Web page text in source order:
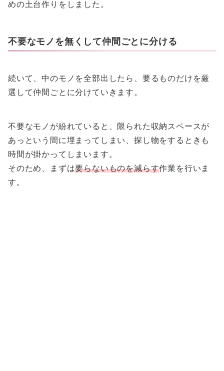
めの土台作りをしました。
不要なモノを無くして仲間ごとに分ける
続いて、中のモノを全部出したら、要るものだけを厳
選して仲間ごとに分けていきます。
不要なモノが紛れていると、限られた収納スペースが
あっという間に埋まってしまい、探し物をするときも
時間が掛かってしまいます。
そのため、まずは要らないものを減らす作業を行いま
す。